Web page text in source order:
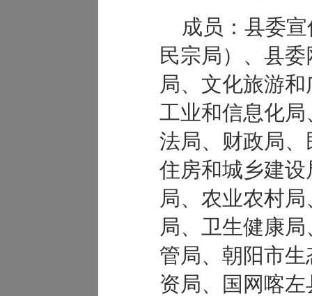
成员：县委
民宗局）、县
局、文化旅游
工业和信息化
法局、财政局
住房和城乡建
局、农业农村
局、卫生健康
管局、朝阳市
资局、国网喀